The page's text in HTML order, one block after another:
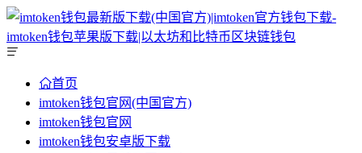
首页
imtoken钱包官网(中国官方)
imtoken钱包官网
imtoken钱包安卓版下载